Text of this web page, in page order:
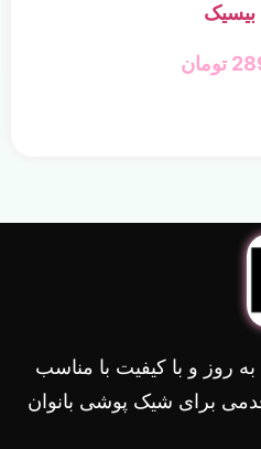
تومان
روز و با کیفیت با مناسب
برای شیک پوشی بانوان